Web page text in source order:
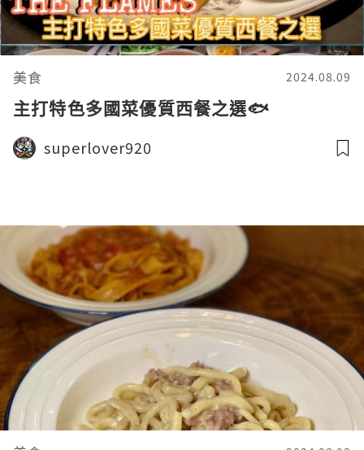
美食 2024.08.09
主打特色多國菜優質西餐之選🐟
superlover920